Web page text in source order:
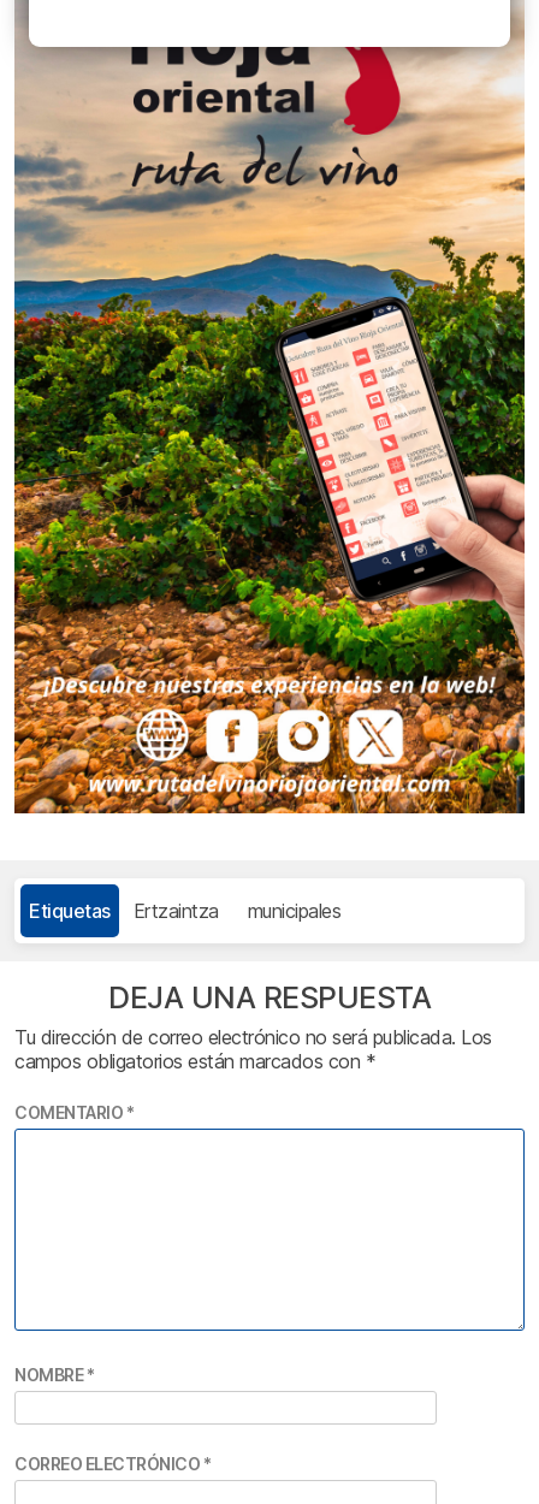
Etiquetas Ertzaintza municipales
DEJA UNA RESPUESTA
Tu dirección de correo electrónico no será publicada. Los
campos obligatorios están marcados con *
COMENTARIO *
NOMBRE*
CORREO ELECTRÓNICO *